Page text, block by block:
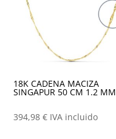
18K CADENA MACIZA
SINGAPUR 50 CM 1.2 MM
394,98€ IVA incluido